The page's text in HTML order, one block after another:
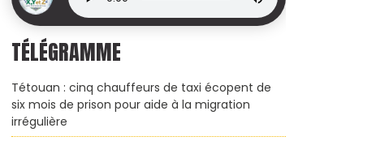
TÉLÉGRAMME
Tétouan : cinq chauffeurs de taxi écopent de
six mois de prison pour aide à la migration
irrégulière